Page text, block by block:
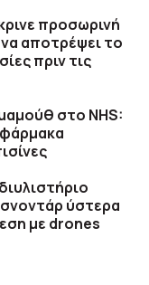
προσωρινή
αποτρέψει το
πριν τις
στο NHS:
ύστερα
με drones